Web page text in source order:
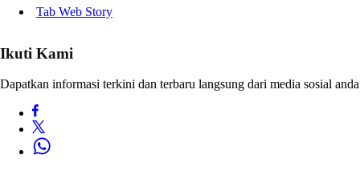
Tab Web Story
Ikuti Kami
Dapatkan informasi terkini dan terbaru langsung dari media sosial anda